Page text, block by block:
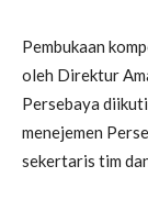
Pembukaan
oleh Direktur
Persebaya
menejemen
sekertaris tim